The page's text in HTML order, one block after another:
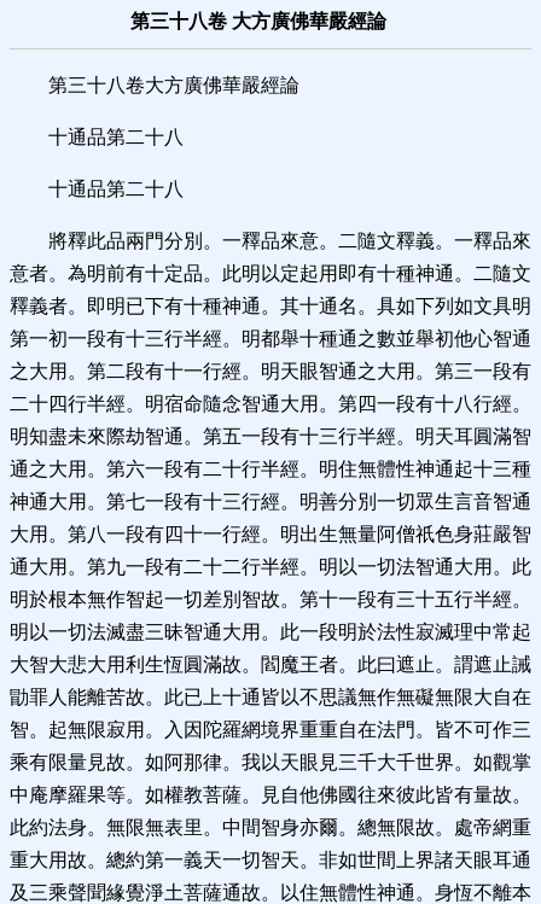
第三十八卷 大方廣佛華嚴經論
第三十八卷大方廣佛華嚴經論
十通品第二十八
十通品第二十八
將釋此品兩門分別。一釋品來意。二隨文釋義。一釋品來
意者。為明前有十定品。此明以定起用即有十種神通。二隨文
釋義者。即明已下有十種神通。其十通名。具如下列如文具明
第一初一段有十三行半經。明都舉十種通之數並舉初他心智通
之大用。第二段有十一行經。明天眼智通之大用。第三一段有
二十四行半經。明宿命隨念智通大用。第四一段有十八行經。
明知盡未來際劫智通。第五一段有十三行半經。明天耳圓滿智
通之大用。第六一段有二十行半經。明住無體性神通起十三種
神通大用。第七一段有十三行經。明善分別一切眾生言音智通
大用。第八一段有四十一行經。明出生無量阿僧祇色身莊嚴智
通大用。第九一段有二十二行半經。明以一切法智通大用。此
明於根本無作智起一切差別智故。第十一段有三十五行半經。
明以一切法滅盡三昧智通大用。此一段明於法性寂滅理中常起
大智大悲大用利生恆圓滿故。閻魔王者。此曰遮止。謂遮止誡
勖罪人能離苦故。此已上十通皆以不思議無作無礙無限大自在
智。起無限寂用。入因陀羅網境界重重自在法門。皆不可作三
乘有限量見故。如阿那律。我以天眼見三千大千世界。如觀掌
中庵摩羅果等。如權教菩薩。見自他佛國往來彼此皆有量故。
此約法身。無限無表里。中間智身亦爾。總無限故。處帝網重
重大用故。總約第一義天一切智天。非如世間上界諸天眼耳通
及三乘聲聞緣覺淨土菩薩通故。以住無體性神通。身恆不離本